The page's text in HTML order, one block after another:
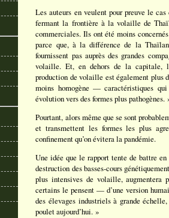
Les auteurs en veulent pour preuve le
fermant la frontière à la volaille de
commerciales. Ils ont été moins
parce que, à la différence de la
fournissent pas auprès des grandes
volaille. Et, en dehors de la capitale,
production de volaille est également plus
moins homogène — caractéristiques
évolution vers des formes plus pathogènes.
Pourtant, alors même que se sont
et transmettent les formes les plus
confinement qu’on évitera la pandémie.
Une idée que le rapport tente de battre
destruction des basses-cours
plus intensives de volaille,
certains le pensent — d’une version
des élevages industriels à grande
poulet aujourd’hui. »